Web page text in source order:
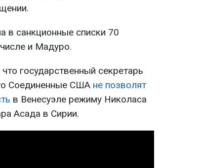
в санкционные списки 70
и Мадуро.
государственный секретарь
Соединенные США не позволят
в Венесуэле режиму Николаса
Асада в Сирии.